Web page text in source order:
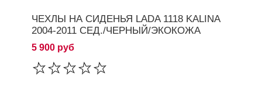
ЧЕХЛЫ НА СИДЕНЬЯ LADA 1118 KALINA
2004-2011 СЕД./ЧЕРНЫЙ/ЭКОКОЖА
5 900 руб